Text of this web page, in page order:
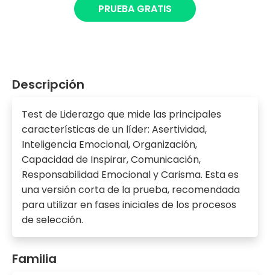
PRUEBA GRATIS
Descripción
Test de Liderazgo que mide las principales
características de un líder: Asertividad,
Inteligencia Emocional, Organización,
Capacidad de Inspirar, Comunicación,
Responsabilidad Emocional y Carisma. Esta es
una versión corta de la prueba, recomendada
para utilizar en fases iniciales de los procesos
de selección.
Familia